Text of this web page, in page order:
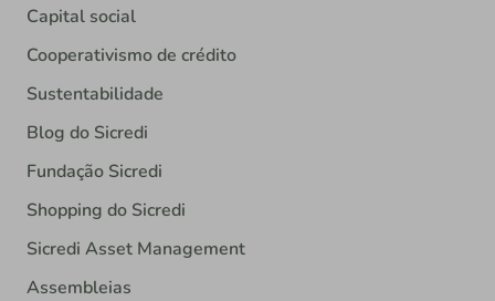
Capital social
Cooperativismo de crédito
Sustentabilidade
Blog do Sicredi
Fundação Sicredi
Shopping do Sicredi
Sicredi Asset Management
Assembleias